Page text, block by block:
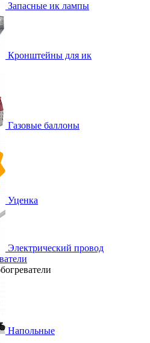
Запасные ик лампы
Кронштейны для ик
Газовые баллоны
Уценка
Электрический провод
Напольные